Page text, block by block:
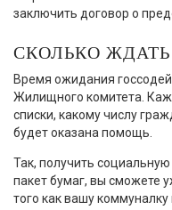
заключить договор о
СКОЛЬКО
Время ожидания
Жилищного комитета.
списки, какому числу
будет оказана помощь.
Так, получить
пакет бумаг, вы сможете
того как вашу